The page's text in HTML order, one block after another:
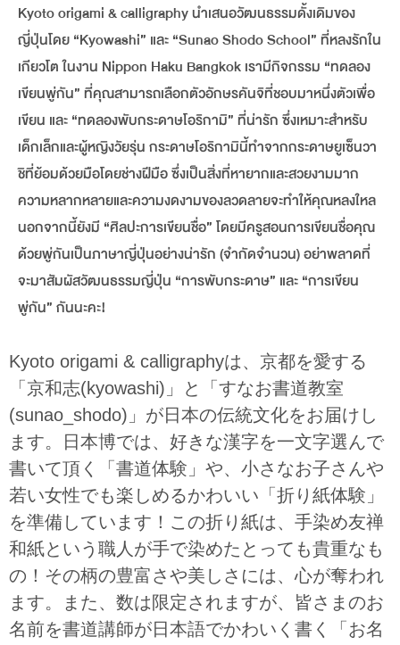
Kyoto origami & calligraphy นำเสนอวัฒนธรรมดั้งเดิมของ
ญี่ปุ่นโดย “Kyowashi” และ “Sunao Shodo School” ที่หลงรักใน
เกียวโต ในงาน Nippon Haku Bangkok เรามีกิจกรรม “ทดลอง
เขียนพู่กัน” ที่คุณสามารถเลือกตัวอักษรคันจิที่ชอบมาหนึ่งตัวเพื่อ
เขียน และ “ทดลองพับกระดาษโอริกามิ” ที่น่ารัก ซึ่งเหมาะสำหรับ
เด็กเล็กและผู้หญิงวัยรุ่น กระดาษโอริกามินี้ทำจากกระดาษยูเซ็นวา
ชิที่ย้อมด้วยมือโดยช่างฝีมือ ซึ่งเป็นสิ่งที่หายากและสวยงามมาก
ความหลากหลายและความงดงามของลวดลายจะทำให้คุณหลงใหล
นอกจากนี้ยังมี “ศิลปะการเขียนชื่อ” โดยมีครูสอนการเขียนชื่อคุณ
ด้วยพู่กันเป็นภาษาญี่ปุ่นอย่างน่ารัก (จำกัดจำนวน) อย่าพลาดที่
จะมาสัมผัสวัฒนธรรมญี่ปุ่น “การพับกระดาษ” และ “การเขียน
พู่กัน” กันนะคะ!
Kyoto origami & calligraphyは、京都を愛する
「京和志(kyowashi)」と「すなお書道教室
(sunao_shodo)」が日本の伝統文化をお届けし
ます。日本博では、好きな漢字を一文字選んで
書いて頂く「書道体験」や、小さなお子さんや
若い女性でも楽しめるかわいい「折り紙体験」
を準備しています！この折り紙は、手染め友禅
和紙という職人が手で染めたとっても貴重なも
の！その柄の豊富さや美しさには、心が奪われ
ます。また、数は限定されますが、皆さまのお
名前を書道講師が日本語でかわいく書く「お名